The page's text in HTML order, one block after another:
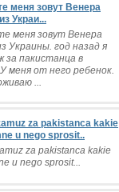
меня зовут Венера
Украи...
меня зовут Венера
Украины. год назад я
за пакистанца в
меня от него ребенок.
...
za pakistanca kakie
u nego sprosit..
za pakistanca kakie
u nego sprosit...